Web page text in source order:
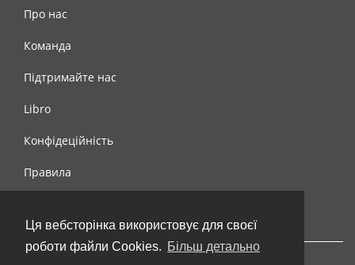
Ця вебсторінка використовує для своєї
роботи файли Cookies. Більш детально
Про нас
Команда
Підтримайте нас
Libro
Конфідеційність
Правила